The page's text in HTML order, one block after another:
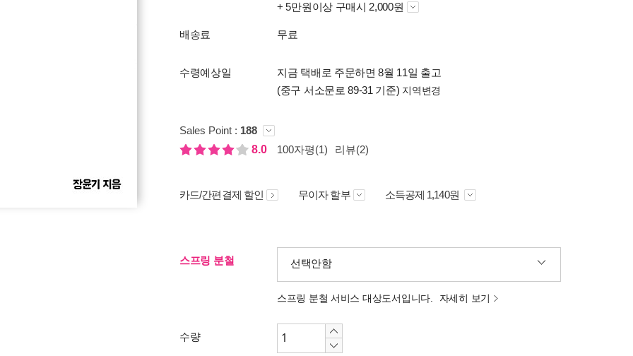
+ 5만원이상 구매시 2,000원
배송료 무료
수령예상일
지금 택배로 주문하면 8월 11일 출고
(중구 서소문로 89-31 기준) 지역변경
Sales Point : 188
8.0
100자평(1) 리뷰(2)
카드/간편결제 할인 무이자 할부 소득공제 1,140원
스프링 분철 선택안함
스프링 분철 서비스 대상도서입니다. 자세히 보기
수량